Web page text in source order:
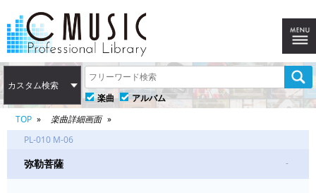
カスタム検索
楽曲
アルバム
TOP
楽曲詳細画面
PL-010 M-06
弥勒菩薩 -